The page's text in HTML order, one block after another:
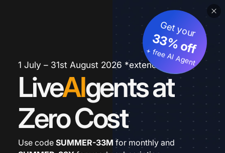
1 July – 31st August 2026 *extended
LiveAIgents at
Zero Cost
Get your
33% off
+ free AI Agent
Use code SUMMER-33M for monthly and